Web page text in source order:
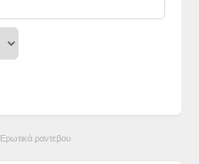
Ερωτικά ραντεβου